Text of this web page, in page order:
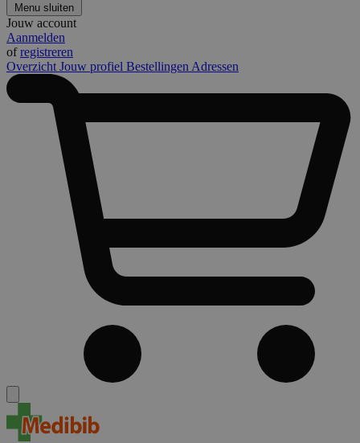
Menu sluiten
Jouw account
Aanmelden
ofregistreren
Overzicht Jouw profiel Bestellingen Adressen